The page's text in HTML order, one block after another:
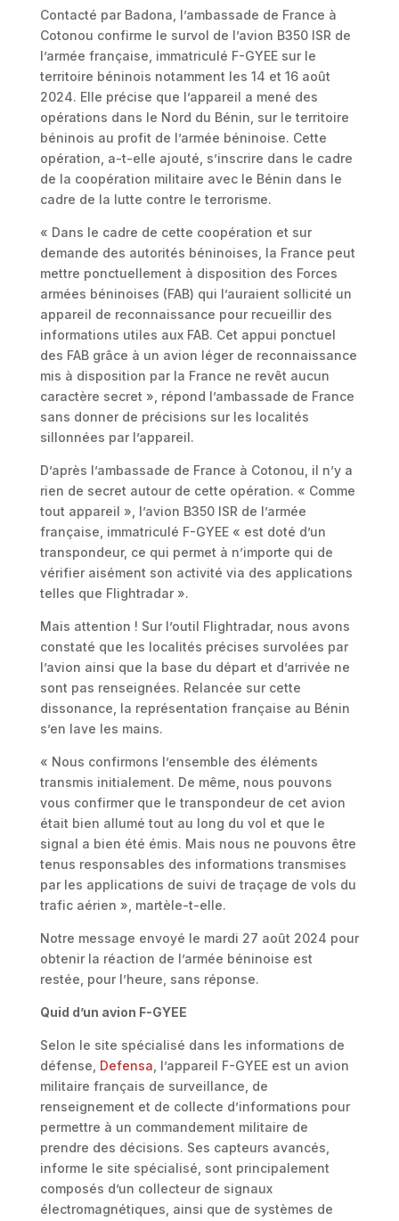
Contacté par Badona, l’ambassade de France à
Cotonou confirme le survol de l’avion B350 ISR de
l’armée française, immatriculé F-GYEE sur le
territoire béninois notamment les 14 et 16 août
2024. Elle précise que l’appareil a mené des
opérations dans le Nord du Bénin, sur le territoire
béninois au profit de l’armée béninoise. Cette
opération, a-t-elle ajouté, s’inscrire dans le cadre
de la coopération militaire avec le Bénin dans le
cadre de la lutte contre le terrorisme.
« Dans le cadre de cette coopération et sur
demande des autorités béninoises, la France peut
mettre ponctuellement à disposition des Forces
armées béninoises (FAB) qui l’auraient sollicité un
appareil de reconnaissance pour recueillir des
informations utiles aux FAB. Cet appui ponctuel
des FAB grâce à un avion léger de reconnaissance
mis à disposition par la France ne revêt aucun
caractère secret », répond l’ambassade de France
sans donner de précisions sur les localités
sillonnées par l’appareil.
D’après l’ambassade de France à Cotonou, il n’y a
rien de secret autour de cette opération. « Comme
tout appareil », l’avion B350 ISR de l’armée
française, immatriculé F-GYEE « est doté d’un
transpondeur, ce qui permet à n’importe qui de
vérifier aisément son activité via des applications
telles que Flightradar ».
Mais attention ! Sur l’outil Flightradar, nous avons
constaté que les localités précises survolées par
l’avion ainsi que la base du départ et d’arrivée ne
sont pas renseignées. Relancée sur cette
dissonance, la représentation française au Bénin
s’en lave les mains.
« Nous confirmons l’ensemble des éléments
transmis initialement. De même, nous pouvons
vous confirmer que le transpondeur de cet avion
était bien allumé tout au long du vol et que le
signal a bien été émis. Mais nous ne pouvons être
tenus responsables des informations transmises
par les applications de suivi de traçage de vols du
trafic aérien », martèle-t-elle.
Notre message envoyé le mardi 27 août 2024 pour
obtenir la réaction de l’armée béninoise est
restée, pour l’heure, sans réponse.
Quid d’un avion F-GYEE
Selon le site spécialisé dans les informations de
défense, Defensa , l’appareil F-GYEE est un avion
militaire français de surveillance, de
renseignement et de collecte d’informations pour
permettre à un commandement militaire de
prendre des décisions. Ses capteurs avancés,
informe le site spécialisé, sont principalement
composés d’un collecteur de signaux
électromagnétiques, ainsi que de systèmes de